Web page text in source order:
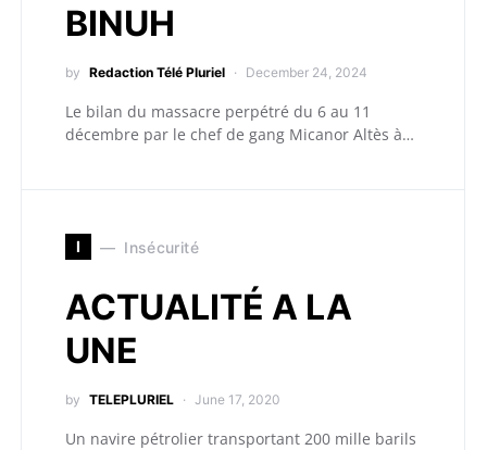
BINUH
by Redaction Télé Pluriel December 24, 2024
Le bilan du massacre perpétré du 6 au 11
décembre par le chef de gang Micanor Altès à…
I Insécurité
ACTUALITÉ A LA
UNE
by TELEPLURIEL June 17, 2020
Un navire pétrolier transportant 200 mille barils